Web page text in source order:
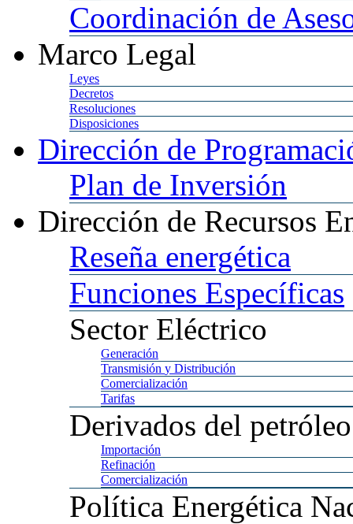
Coordinación de
Marco Legal
Leyes
Decretos
Resoluciones
Disposiciones
Dirección de
Plan de Inversión
Dirección de Recursos
Reseña energética
Funciones Específicas
Sector Eléctrico
Generación
Transmisión y Distribución
Comercialización
Tarifas
Derivados del petróleo
Importación
Refinación
Comercialización
Política Energética